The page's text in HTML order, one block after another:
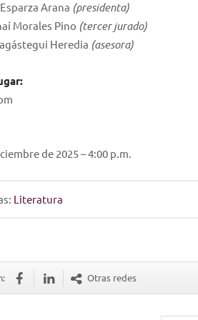
Arana (presidenta)
Morales Pino (tercer jurado)
Heredia (asesora)
de 2025 – 4:00 p.m.
Literatura
Otras redes